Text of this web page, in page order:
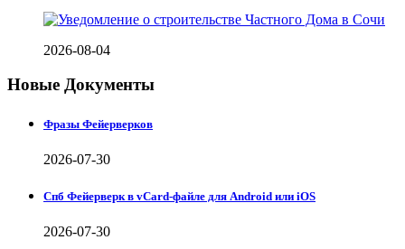
2026-08-04
Новые Документы
Фразы Фейерверков
2026-07-30
Спб Фейерверк в vCard-файле для Android или iOS
2026-07-30